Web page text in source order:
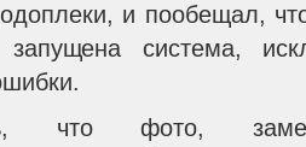
и пообещал,
система,
что фото,